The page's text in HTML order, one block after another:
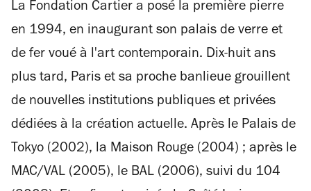
La Fondation Cartier a posé la première pierre
en 1994, en inaugurant son palais de verre et
de fer voué à l'art contemporain. Dix-huit ans
plus tard, Paris et sa proche banlieue grouillent
de nouvelles institutions publiques et privées
dédiées à la création actuelle. Après le Palais de
Tokyo (2002), la Maison Rouge (2004) ; après le
MAC/VAL (2005), le BAL (2006), suivi du 104